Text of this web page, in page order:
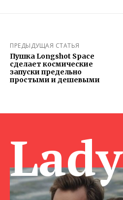
ПРЕДЫДУЩАЯ СТАТЬЯ
Пушка Longshot Space
сделает космические
запуски предельно
простыми и дешевыми
Lady